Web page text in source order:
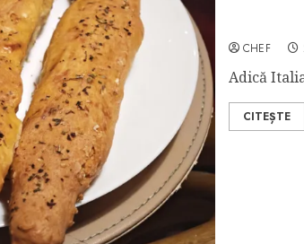
CHEF
Adică
CITEȘTE